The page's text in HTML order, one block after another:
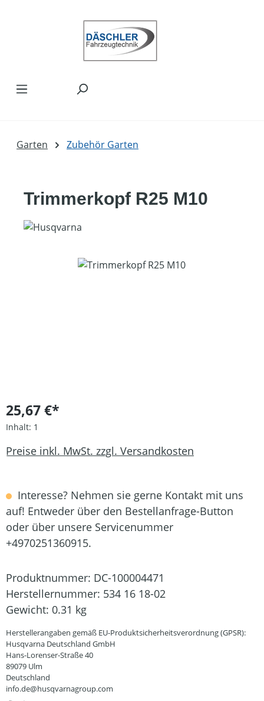
Garten Zubehör Garten
Trimmerkopf R25 M10
Bildergalerie überspringen
25,67 €*
Inhalt: 1
Preise inkl. MwSt. zzgl. Versandkosten
Interesse? Nehmen sie gerne Kontakt mit uns
auf! Entweder über den Bestellanfrage-Button
oder über unsere Servicenummer
+4970251360915.
Produktnummer: DC-100004471
Herstellernummer: 534 16 18-02
Gewicht: 0.31 kg
Herstellerangaben gemäß EU-Produktsicherheitsverordnung (GPSR):
Husqvarna Deutschland GmbH
Hans-Lorenser-Straße 40
89079 Ulm
Deutschland
info.de@husqvarnagroup.com